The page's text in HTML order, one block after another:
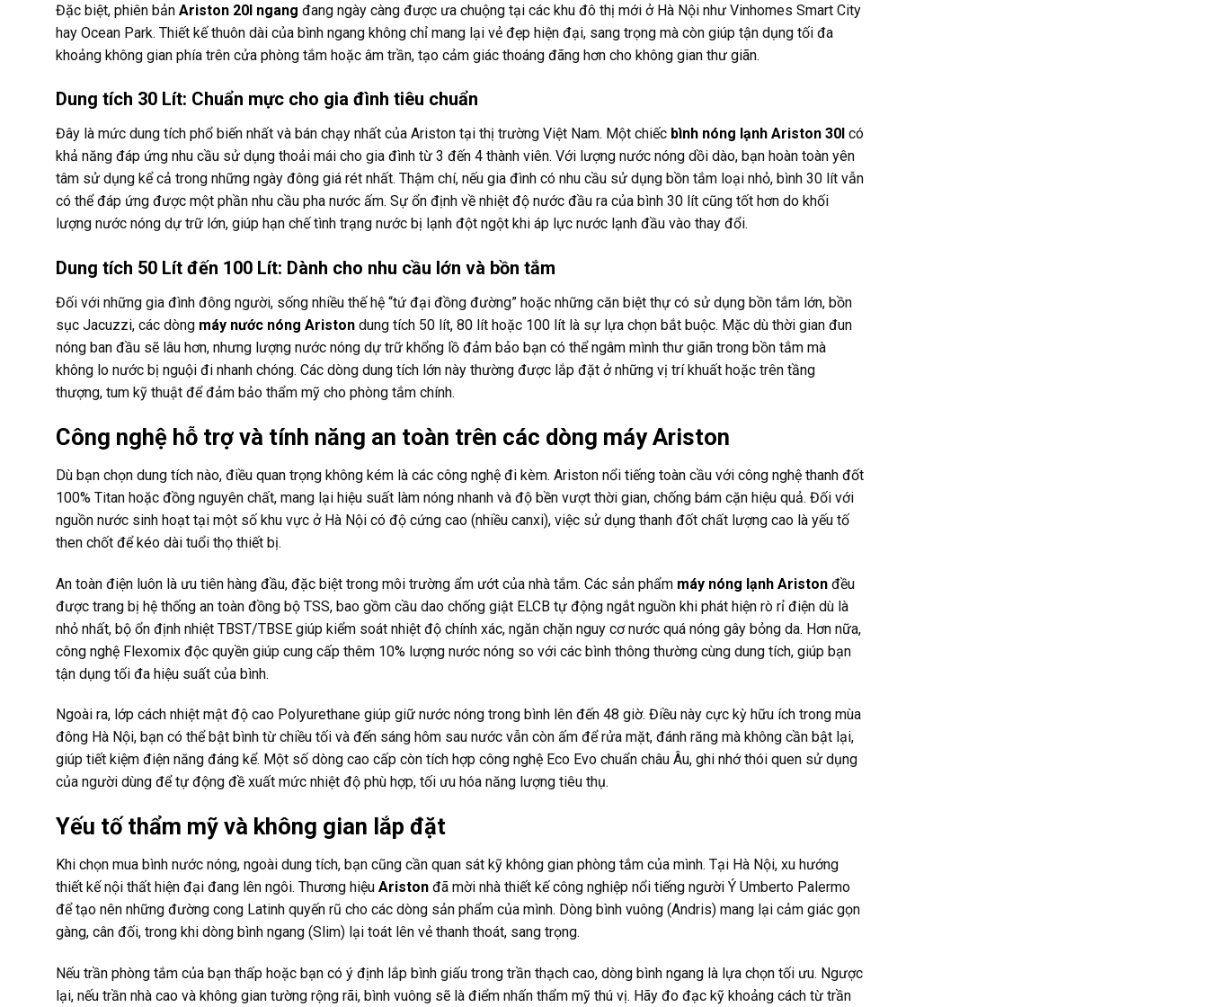
Đặc biệt, phiên bản Ariston 20l ngang đang ngày càng được ưa chuộng tại các khu đô thị mới ở Hà Nội như Vinhomes Smart City
hay Ocean Park. Thiết kế thuôn dài của bình ngang không chỉ mang lại vẻ đẹp hiện đại, sang trọng mà còn giúp tận dụng tối đa
khoảng không gian phía trên cửa phòng tắm hoặc âm trần, tạo cảm giác thoáng đãng hơn cho không gian thư giãn.
Dung tích 30 Lít: Chuẩn mực cho gia đình tiêu chuẩn
Đây là mức dung tích phổ biến nhất và bán chạy nhất của Ariston tại thị trường Việt Nam. Một chiếc bình nóng lạnh Ariston 30l có
khả năng đáp ứng nhu cầu sử dụng thoải mái cho gia đình từ 3 đến 4 thành viên. Với lượng nước nóng dồi dào, bạn hoàn toàn yên
tâm sử dụng kể cả trong những ngày đông giá rét nhất. Thậm chí, nếu gia đình có nhu cầu sử dụng bồn tắm loại nhỏ, bình 30 lít vẫn
có thể đáp ứng được một phần nhu cầu pha nước ấm. Sự ổn định về nhiệt độ nước đầu ra của bình 30 lít cũng tốt hơn do khối
lượng nước nóng dự trữ lớn, giúp hạn chế tình trạng nước bị lạnh đột ngột khi áp lực nước lạnh đầu vào thay đổi.
Dung tích 50 Lít đến 100 Lít: Dành cho nhu cầu lớn và bồn tắm
Đối với những gia đình đông người, sống nhiều thế hệ “tứ đại đồng đường” hoặc những căn biệt thự có sử dụng bồn tắm lớn, bồn
sục Jacuzzi, các dòng máy nước nóng Ariston dung tích 50 lít, 80 lít hoặc 100 lít là sự lựa chọn bắt buộc. Mặc dù thời gian đun
nóng ban đầu sẽ lâu hơn, nhưng lượng nước nóng dự trữ khổng lồ đảm bảo bạn có thể ngâm mình thư giãn trong bồn tắm mà
không lo nước bị nguội đi nhanh chóng. Các dòng dung tích lớn này thường được lắp đặt ở những vị trí khuất hoặc trên tầng
thượng, tum kỹ thuật để đảm bảo thẩm mỹ cho phòng tắm chính.
Công nghệ hỗ trợ và tính năng an toàn trên các dòng máy Ariston
Dù bạn chọn dung tích nào, điều quan trọng không kém là các công nghệ đi kèm. Ariston nổi tiếng toàn cầu với công nghệ thanh đốt
100% Titan hoặc đồng nguyên chất, mang lại hiệu suất làm nóng nhanh và độ bền vượt thời gian, chống bám cặn hiệu quả. Đối với
nguồn nước sinh hoạt tại một số khu vực ở Hà Nội có độ cứng cao (nhiều canxi), việc sử dụng thanh đốt chất lượng cao là yếu tố
then chốt để kéo dài tuổi thọ thiết bị.
An toàn điện luôn là ưu tiên hàng đầu, đặc biệt trong môi trường ẩm ướt của nhà tắm. Các sản phẩm máy nóng lạnh Ariston đều
được trang bị hệ thống an toàn đồng bộ TSS, bao gồm cầu dao chống giật ELCB tự động ngắt nguồn khi phát hiện rò rỉ điện dù là
nhỏ nhất, bộ ổn định nhiệt TBST/TBSE giúp kiểm soát nhiệt độ chính xác, ngăn chặn nguy cơ nước quá nóng gây bỏng da. Hơn nữa,
công nghệ Flexomix độc quyền giúp cung cấp thêm 10% lượng nước nóng so với các bình thông thường cùng dung tích, giúp bạn
tận dụng tối đa hiệu suất của bình.
Ngoài ra, lớp cách nhiệt mật độ cao Polyurethane giúp giữ nước nóng trong bình lên đến 48 giờ. Điều này cực kỳ hữu ích trong mùa
đông Hà Nội, bạn có thể bật bình từ chiều tối và đến sáng hôm sau nước vẫn còn ấm để rửa mặt, đánh răng mà không cần bật lại,
giúp tiết kiệm điện năng đáng kể. Một số dòng cao cấp còn tích hợp công nghệ Eco Evo chuẩn châu Âu, ghi nhớ thói quen sử dụng
của người dùng để tự động đề xuất mức nhiệt độ phù hợp, tối ưu hóa năng lượng tiêu thụ.
Yếu tố thẩm mỹ và không gian lắp đặt
Khi chọn mua bình nước nóng, ngoài dung tích, bạn cũng cần quan sát kỹ không gian phòng tắm của mình. Tại Hà Nội, xu hướng
thiết kế nội thất hiện đại đang lên ngôi. Thương hiệu Ariston đã mời nhà thiết kế công nghiệp nổi tiếng người Ý Umberto Palermo
để tạo nên những đường cong Latinh quyến rũ cho các dòng sản phẩm của mình. Dòng bình vuông (Andris) mang lại cảm giác gọn
gàng, cân đối, trong khi dòng bình ngang (Slim) lại toát lên vẻ thanh thoát, sang trọng.
Nếu trần phòng tắm của bạn thấp hoặc bạn có ý định lắp bình giấu trong trần thạch cao, dòng bình ngang là lựa chọn tối ưu. Ngược
lại, nếu trần nhà cao và không gian tường rộng rãi, bình vuông sẽ là điểm nhấn thẩm mỹ thú vị. Hãy đo đạc kỹ khoảng cách từ trần